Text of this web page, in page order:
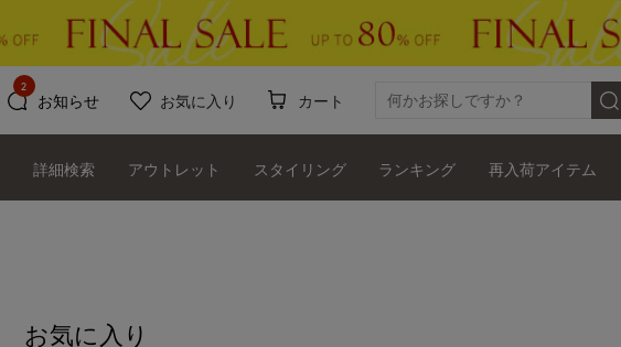
お知らせ
2
お気に入り カート
詳細検索 アウトレット スタイリング ランキング 再入荷アイテム
お気に入り